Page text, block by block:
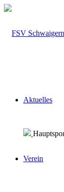
Aktuelles
Verein